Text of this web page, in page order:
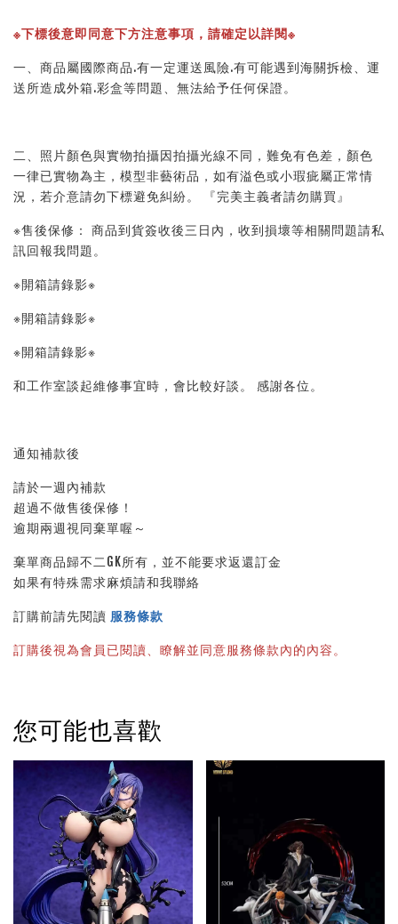
※下標後意即同意下方注意事項，請確定以詳閱※
一、商品屬國際商品.有一定運送風險.有可能遇到海關拆檢、運
送所造成外箱.彩盒等問題、無法給予任何保證。
二、照片顏色與實物拍攝因拍攝光線不同，難免有色差，顏色
一律已實物為主，模型非藝術品，如有溢色或小瑕疵屬正常情
況，若介意請勿下標避免糾紛。 『完美主義者請勿購買』
※售後保修： 商品到貨簽收後三日內，收到損壞等相關問題請私
訊回報我問題。
※開箱請錄影※
※開箱請錄影※
※開箱請錄影※
和工作室談起維修事宜時，會比較好談。 感謝各位。
通知補款後
請於一週內補款
超過不做售後保修！
逾期兩週視同棄單喔～
棄單商品歸不二GK所有，並不能要求返還訂金
如果有特殊需求麻煩請和我聯絡
訂購前請先閱讀 服務條款
訂購後視為會員已閱讀、瞭解並同意服務條款內的內容。
您可能也喜歡